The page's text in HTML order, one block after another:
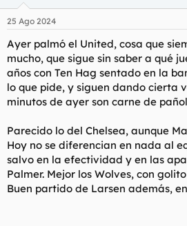
25 Ago 2024
Ayer palmó el United, cosa que
mucho, que sigue sin saber a qué
años con Ten Hag sentado en la
lo que pide, y siguen dando cierta
minutos de ayer son carne de
Parecido lo del Chelsea, aunque
Hoy no se diferencian en nada al
salvo en la efectividad y en las
Palmer. Mejor los Wolves, con
Buen partido de Larsen además,